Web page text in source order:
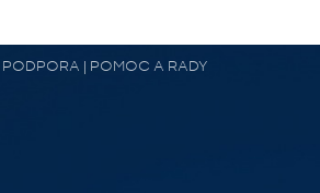
PODPORA | POMOC A RADY